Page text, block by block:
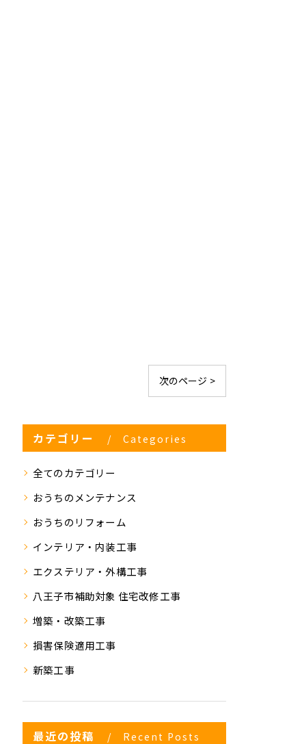
次のページ >
カテゴリー Categories
全てのカテゴリー
おうちのメンテナンス
おうちのリフォーム
インテリア・内装工事
エクステリア・外構工事
八王子市補助対象 住宅改修工事
増築・改築工事
損害保険適用工事
新築工事
最近の投稿 Recent Posts